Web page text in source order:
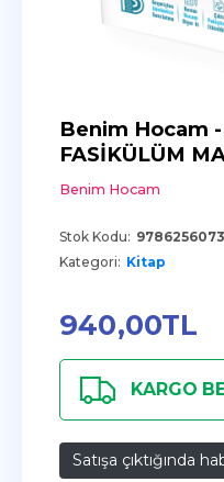
Benim Hocam -
FASİKÜLÜM
Benim Hocam
Stok Kodu:
Kategori: Kitap
940,00TL
KARGO
Satışa çıktığında